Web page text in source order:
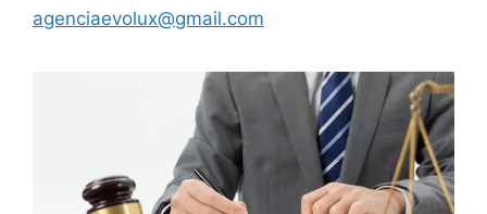
agenciaevolux@gmail.com